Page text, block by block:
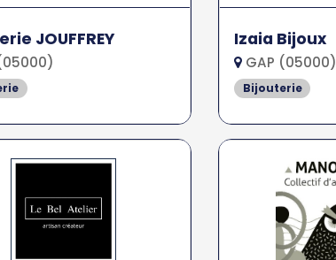
JOUFFREY Izaia Bijoux
GAP (05000)
Bijouterie